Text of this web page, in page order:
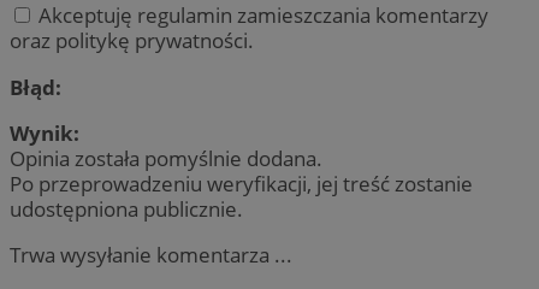
Akceptuję regulamin zamieszczania komentarzy
oraz politykę prywatności.
Błąd:
Wynik:
Opinia została pomyślnie dodana.
Po przeprowadzeniu weryfikacji, jej treść zostanie
udostępniona publicznie.
Trwa wysyłanie komentarza ...